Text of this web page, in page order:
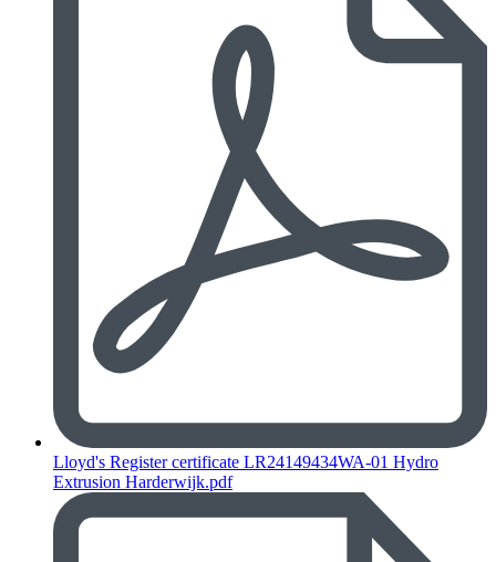
Lloyd's Register certificate LR24149434WA-01 Hydro
Extrusion Harderwijk.pdf